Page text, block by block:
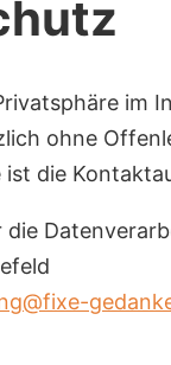
im
ohne
ist die